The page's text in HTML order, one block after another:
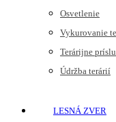
Osvetlenie
Vykurovanie
Terárijne
Údržba terárií
LESNÁ ZVER